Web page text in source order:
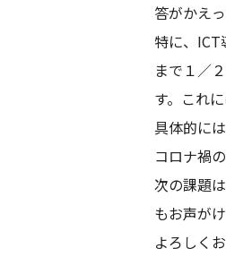
答がかえ
特に、
まで１／
す。これ
具体的に
コロナ禍
次の課題
もお声が
よろしく